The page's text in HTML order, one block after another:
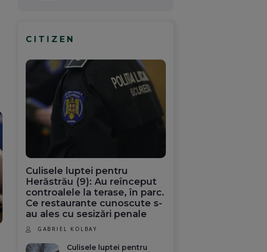
CITIZEN
Culisele luptei pentru
Herăstrău (9): Au reînceput
controalele la terase, în parc.
Ce restaurante cunoscute s-
au ales cu sesizări penale
GABRIEL KOLBAY
Culisele luptei pentru